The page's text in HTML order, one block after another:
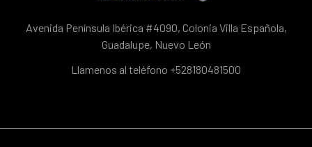
Avenida Península Ibérica #4090, Colonia Villa Española,
Guadalupe, Nuevo León
Llamenos al teléfono +528180481500